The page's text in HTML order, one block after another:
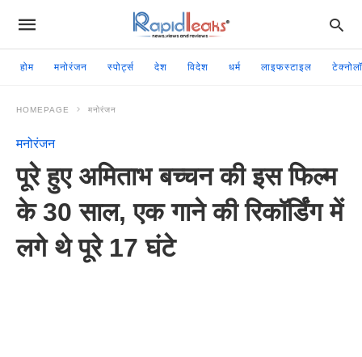
होम मनोरंजन स्पोर्ट्स देश विदेश धर्म लाइफस्टाइल
HOMEPAGE मनोरंजन
मनोरंजन
पूरे हुए अमिताभ बच्चन की इस फिल्म
के 30 साल, एक गाने की रिकॉर्डिंग में
लगे थे पूरे 17 घंटे